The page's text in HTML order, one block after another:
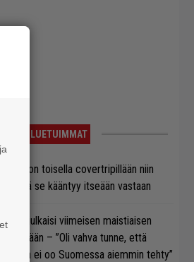
LUETUIMMAT
on toisella covertripillään niin
että se kääntyy itseään vastaan
julkaisi viimeisen maistiaisen
– ”Oli vahva tunne, että
musaa ei oo Suomessa aiemmin tehty”